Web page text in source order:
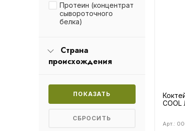
Протеин (концентрат
сывороточного
белка)
Страна
происхождения
COOL
Арт.: